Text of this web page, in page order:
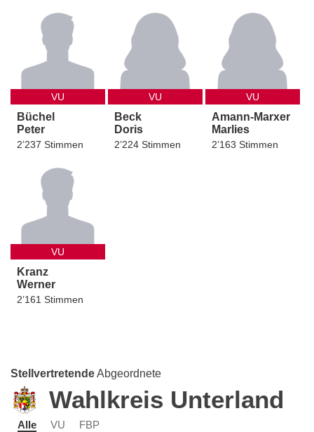
VU
Büchel
Peter
2’237 Stimmen
VU
Beck
Doris
2’224 Stimmen
VU
Amann-Marxer
Marlies
2’163 Stimmen
VU
Kranz
Werner
2’161 Stimmen
StellvertretendeAbgeordnete
Wahlkreis Unterland
Alle VU FBP